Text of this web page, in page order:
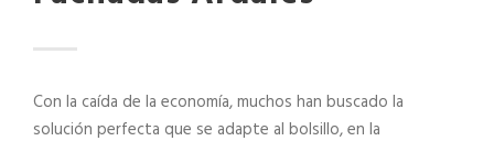
Con la caída de la economía, muchos han buscado la
solución perfecta que se adapte al bolsillo, en la